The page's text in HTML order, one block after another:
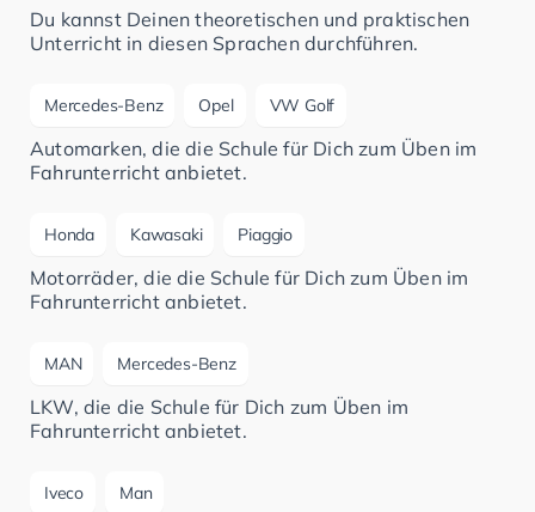
Du kannst Deinen theoretischen und praktischen
Unterricht in diesen Sprachen durchführen.
Mercedes-Benz Opel VW Golf
Automarken, die die Schule für Dich zum Üben im
Fahrunterricht anbietet.
Honda Kawasaki Piaggio
Motorräder, die die Schule für Dich zum Üben im
Fahrunterricht anbietet.
MAN Mercedes-Benz
LKW, die die Schule für Dich zum Üben im
Fahrunterricht anbietet.
Iveco Man